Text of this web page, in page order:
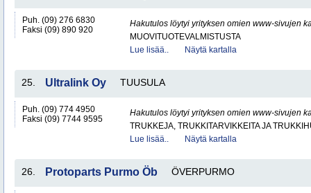
Puh. (09) 276 6830
Faksi (09) 890 920
Hakutulos löytyi yrityksen omien www-sivujen
MUOVITUOTEVALMISTUSTA
Lue lisää..
Näytä kartalla
25. Ultralink Oy TUUSULA
Puh. (09) 774 4950
Faksi (09) 7744 9595
Hakutulos löytyi yrityksen omien www-sivujen
TRUKKEJA, TRUKKITARVIKKEITA JA
Lue lisää..
Näytä kartalla
26. Protoparts Purmo Öb ÖVERPURMO